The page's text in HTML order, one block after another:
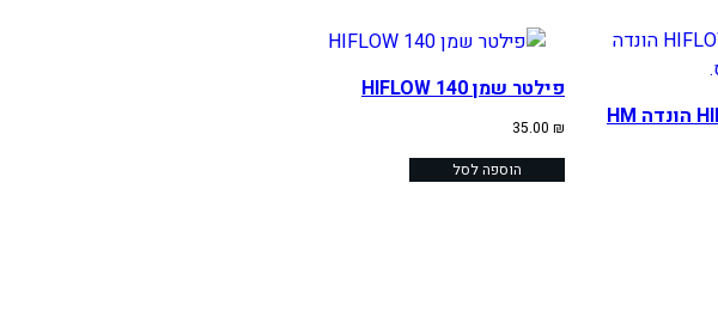
פילטר שמן HIFLOW 116 הונדה HM
פילטר שמן HIFLOW 140
35.00 ₪
הוספה לסל